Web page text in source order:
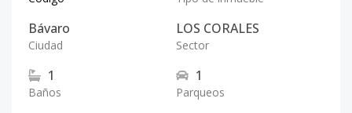
Bávaro
Ciudad
LOS CORALES
Sector
1
Baños
1
Parqueos